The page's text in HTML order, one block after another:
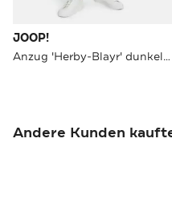
JOOP!
Anzug 'Herby-Blayr' dunkelgrau
Andere Kunden